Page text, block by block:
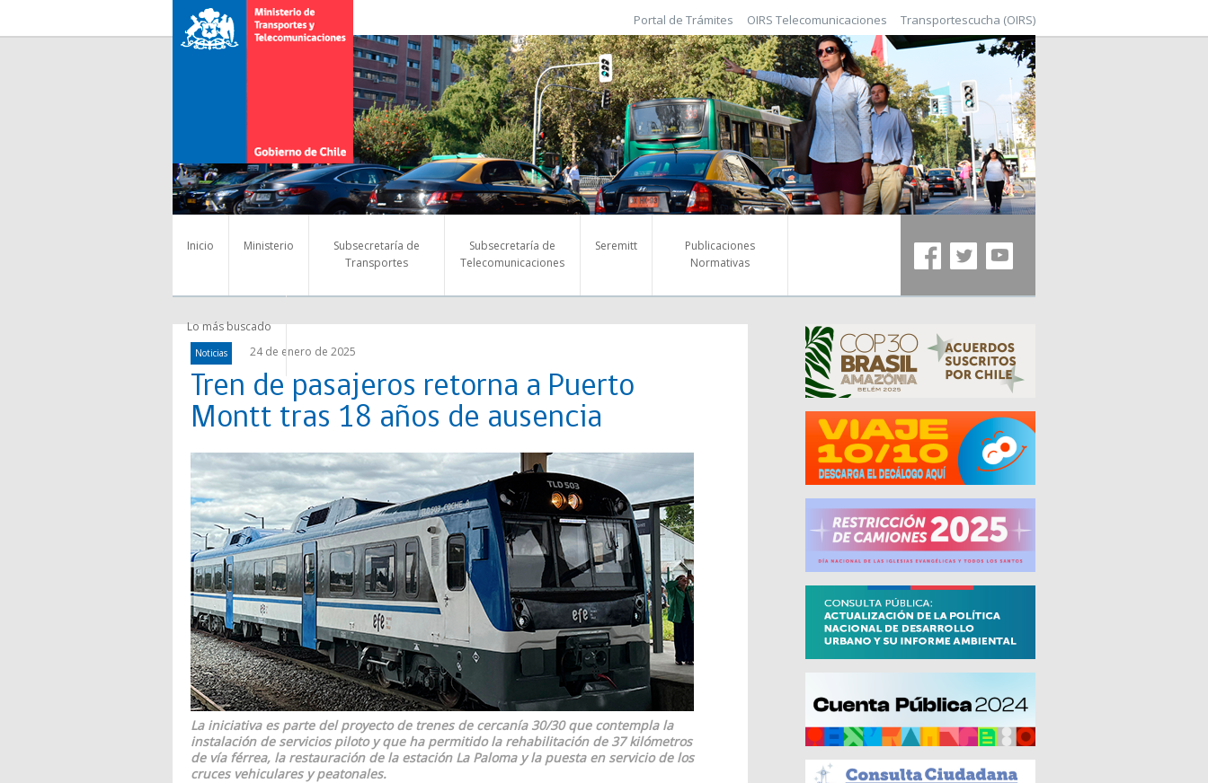
Transportescucha (OIRS)
OIRS Telecomunicaciones
Portal de Trámites
Inicio Ministerio
Subsecretaría de
Transportes
Subsecretaría de
Telecomunicaciones
Seremitt
Publicaciones
Normativas
Lo más buscado
Noticias 24 de enero de 2025
Tren de pasajeros retorna a Puerto
Montt tras 18 años de ausencia
La iniciativa es parte del proyecto de trenes de cercanía 30/30 que contempla la
instalación de servicios piloto y que ha permitido la rehabilitación de 37 kilómetros
de vía férrea, la restauración de la estación La Paloma y la puesta en servicio de los
cruces vehiculares y peatonales.